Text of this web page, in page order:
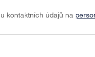
kontaktních údajů na